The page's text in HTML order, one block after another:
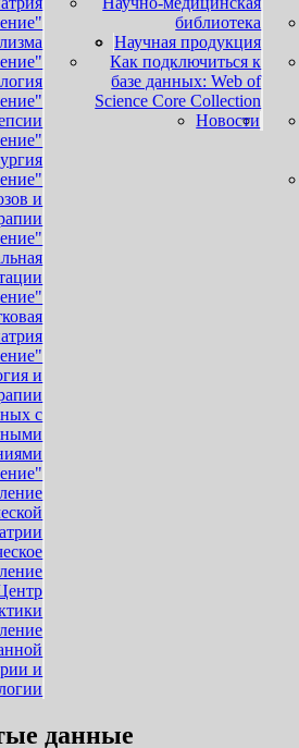
библиотека
Научная продукция
Как подключиться к
базе данных: Web of
Science Core Collection
Новости
и
и
с
и
данные